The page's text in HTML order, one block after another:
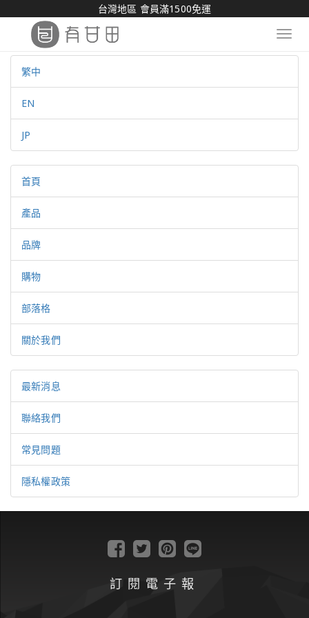
台灣地區 會員滿1500免運
繁中
EN
JP
首頁
產品
品牌
購物
部落格
關於我們
最新消息
聯絡我們
常見問題
隱私權政策
訂閱電子報